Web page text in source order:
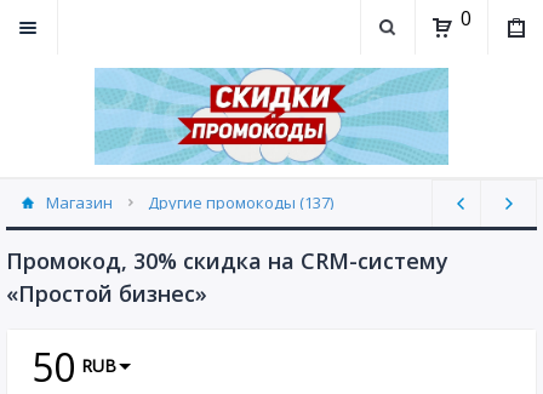
0
Магазин Другие промокоды (137)
Промокод, 30% скидка на CRM-систему
«Простой бизнес»
50 RUB